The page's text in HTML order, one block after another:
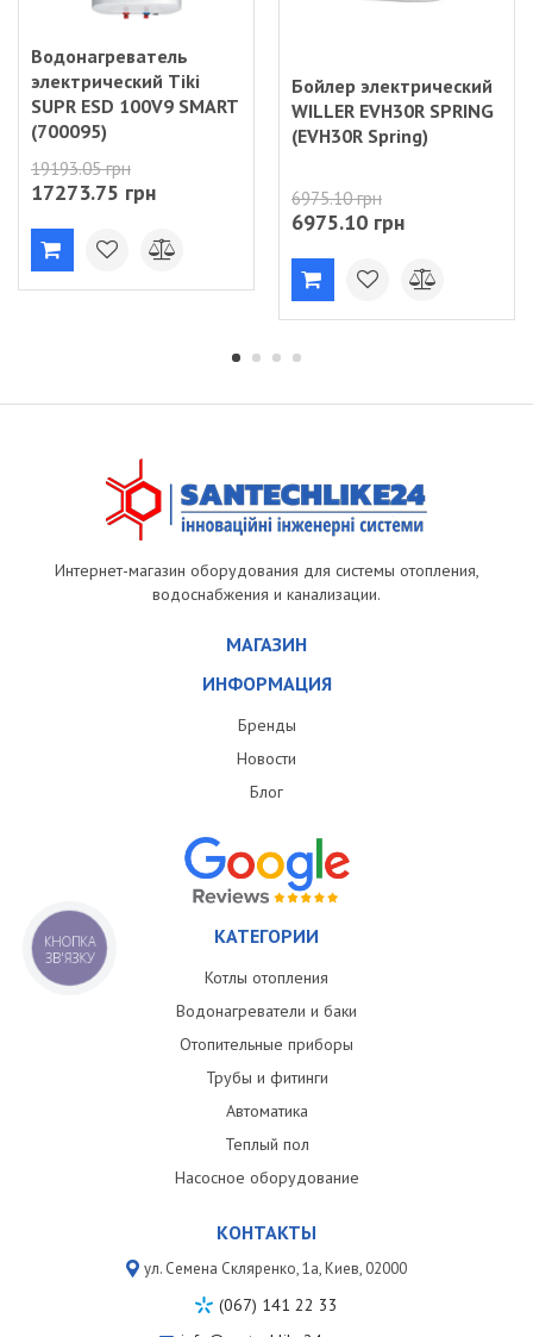
Водонагреватель
электрический Tiki
SUPR ESD 100V9 SMART
(700095)
19193.05 грн
17273.75 грн
Бойлер электрический
WILLER EVH30R SPRING
(EVH30R Spring)
6975.10 грн
6975.10 грн
Интернет-магазин оборудования для системы отопления,
водоснабжения и канализации.
МАГАЗИН
ИНФОРМАЦИЯ
Бренды
Новости
Блог
КАТЕГОРИИ
Котлы отопления
Водонагреватели и баки
Отопительные приборы
Трубы и фитинги
Автоматика
Теплый пол
Насосное оборудование
КОНТАКТЫ
ул. Семена Скляренко, 1a, Киев, 02000
(067) 141 22 33
КНОПКА
ЗВ'ЯЗКУ